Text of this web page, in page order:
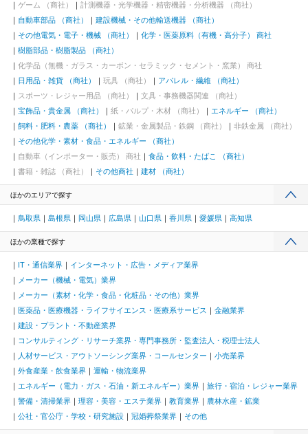
ゲーム （商社）
計測機器・光学機器・精密機器・分析機器 （商社）
自動車部品 （商社）
建設機械・その他輸送機器 （商社）
その他電気・電子・機械 （商社）
化学・医薬原料（有機・高分子） 商社
樹脂部品・樹脂製品 （商社）
化学品（無機・ガラス・カーボン・セラミック・セメント・窯業） 商社
日用品・雑貨 （商社）
玩具 （商社）
アパレル・繊維 （商社）
スポーツ・レジャー用品 （商社）
文具・事務機器関連 （商社）
宝飾品・貴金属 （商社）
紙・パルプ・木材 （商社）
エネルギー （商社）
飼料・肥料・農薬 （商社）
鉱業・金属製品・鉄鋼 （商社）
非鉄金属 （商社）
その他化学・素材・食品・エネルギー （商社）
自動車（インポーター・販売） 商社
食品・飲料・たばこ （商社）
書籍・雑誌 （商社）
その他商社 建材 （商社）
ほかのエリアで探す
鳥取県 島根県 岡山県 広島県 山口県 香川県 愛媛県 高知県
ほかの業種で探す
IT・通信業界
インターネット・広告・メディア業界
メーカー（機械・電気）業界
メーカー（素材・化学・食品・化粧品・その他）業界
医薬品・医療機器・ライフサイエンス・医療系サービス
金融業界
建設・プラント・不動産業界
コンサルティング・リサーチ業界・専門事務所・監査法人・税理士法人
人材サービス・アウトソーシング業界・コールセンター
小売業界
外食産業・飲食業界
運輸・物流業界
エネルギー（電力・ガス・石油・新エネルギー）業界
旅行・宿泊・レジャー業界
警備・清掃業界
理容・美容・エステ業界 教育業界
農林水産・鉱業
公社・官公庁・学校・研究施設
冠婚葬祭業界 その他